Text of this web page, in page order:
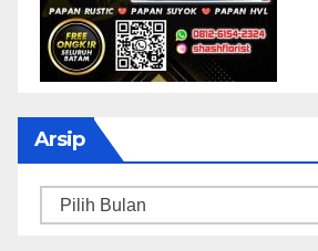
Arsip
Arsip